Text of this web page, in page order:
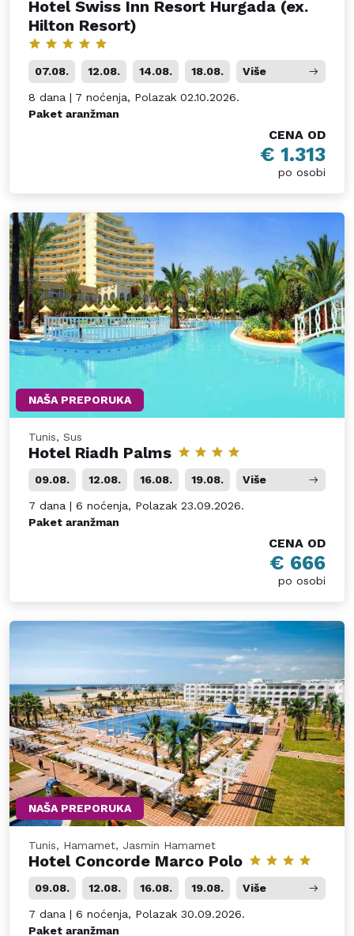
Hotel Swiss Inn Resort Hurgada (ex.
Hilton Resort)
07.08. 12.08. 14.08. 18.08. Više
8 dana | 7 noćenja, Polazak 02.10.2026.
Paket aranžman
CENA OD
€ 1.313
po osobi
NAŠA PREPORUKA
Tunis, Sus
Hotel Riadh Palms
09.08. 12.08. 16.08. 19.08. Više
7 dana | 6 noćenja, Polazak 23.09.2026.
Paket aranžman
CENA OD
€ 666
po osobi
NAŠA PREPORUKA
Tunis, Hamamet, Jasmin Hamamet
Hotel Concorde Marco Polo
09.08. 12.08. 16.08. 19.08. Više
7 dana | 6 noćenja, Polazak 30.09.2026.
Paket aranžman